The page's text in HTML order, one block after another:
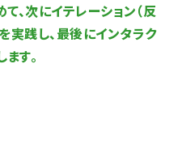
、次にイテレーション（反
実践し、最後にインタラク
す。